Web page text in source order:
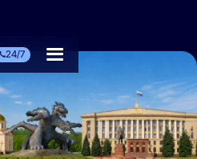
24/7